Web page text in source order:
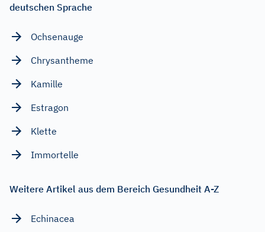
deutschen Sprache
Ochsenauge
Chrysantheme
Kamille
Estragon
Klette
Immortelle
Weitere Artikel aus dem Bereich Gesundheit A-Z
Echinacea